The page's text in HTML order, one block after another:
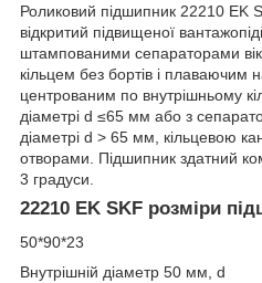
Роликовий підшипник 22210 EK
відкритий підвищеної
штампованими сепараторами
кільцем без бортів і плаваючим
центрованим по внутрішньому
діаметрі d ≤65 мм або з
діаметрі d > 65 мм, кільцевою
отворами. Підшипник здатний
3 градуси.
22210 EK SKF розміри
50*90*23
Внутрішній діаметр 50 мм, d